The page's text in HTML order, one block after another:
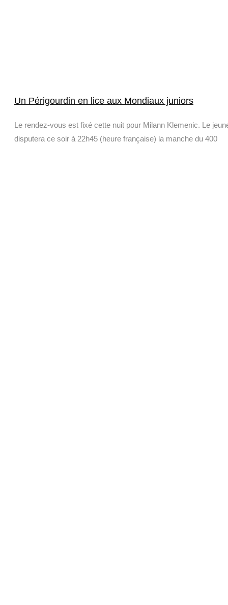
Un Périgourdin en lice aux Mondiaux juniors
Le rendez-vous est fixé cette nuit pour Milann Klemenic. Le
disputera ce soir à 22h45 (heure française) la manche du 400